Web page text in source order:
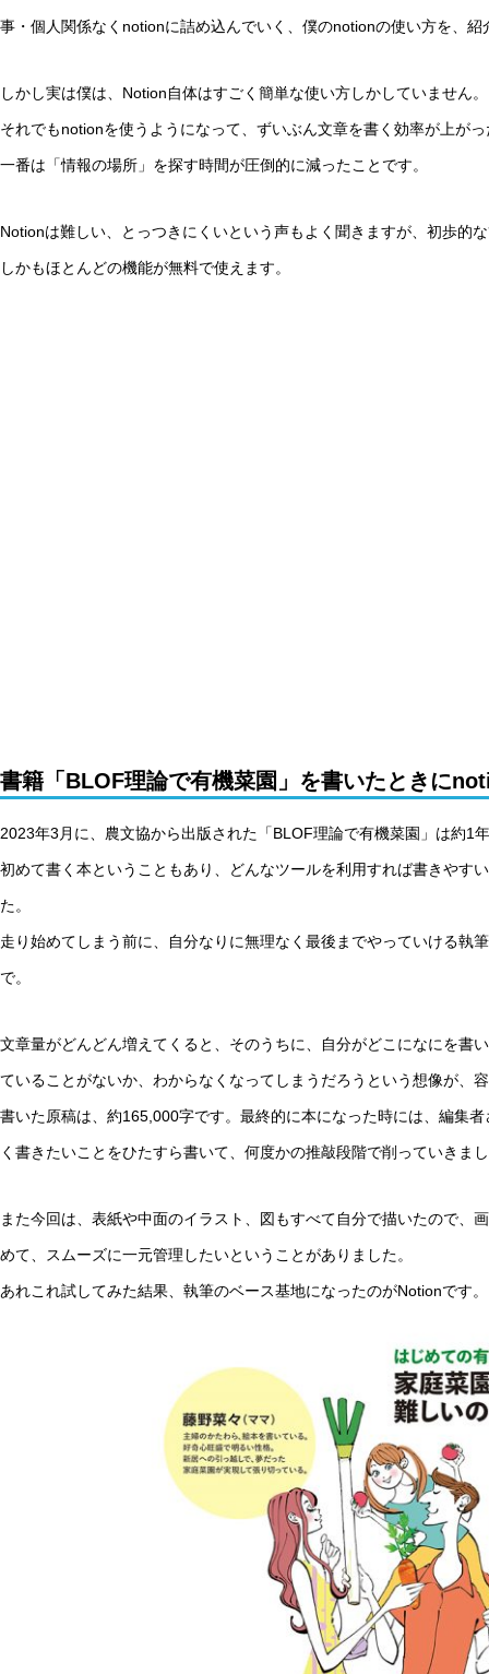
事・個人関係なくnotionに詰め込んでいく、僕のnotionの使い方を、紹
しかし実は僕は、Notion自体はすごく簡単な使い方しかしていません。
それでもnotionを使うようになって、ずいぶん文章を書く効率が上が
一番は「情報の場所」を探す時間が圧倒的に減ったことです。
Notionは難しい、とっつきにくいという声もよく聞きますが、初歩的
しかもほとんどの機能が無料で使えます。
書籍「BLOF理論で有機菜園」を書いたときに
2023年3月に、農文協から出版された「BLOF理論で有機菜園」は約1
初めて書く本ということもあり、どんなツールを利用すれば書きやす
た。
走り始めてしまう前に、自分なりに無理なく最後までやっていける執
で。
文章量がどんどん増えてくると、そのうちに、自分がどこになにを書
ていることがないか、わからなくなってしまうだろうという想像が、
書いた原稿は、約165,000字です。最終的に本になった時には、編集
く書きたいことをひたすら書いて、何度かの推敲段階で削っていきま
また今回は、表紙や中面のイラスト、図もすべて自分で描いたので、
めて、スムーズに一元管理したいということがありました。
あれこれ試してみた結果、執筆のベース基地になったのがNotionです。